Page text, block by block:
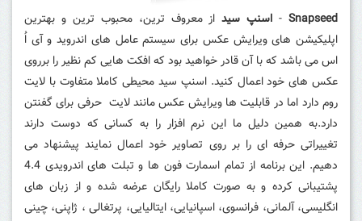
Snapseed
- اسنپ سیداز معروف ترین، محبوب ترین و بهترین
اپلیکیشن هایویرایش عکس برای سیستم عامل های اندروید و آی اُ
اس می باشد که با آن قادر خواهید بود که افکت هایی کم نظیر را برروی
عکس های خود اعمال کنید. اسنپ سید محیطی کاملا متفاوت با لایت
روم دارد اما در قابلیت ها ویرایش عکس مانند لایت حرفی برای گفنتن
دارد.به همین دلیل ما این نرم افزار را به کسانی که دوست دارند
تغییراتی حرفه ای را بر روی تصاویر خود اعمال نمایند پیشنهاد می
دهیم. این برنامه از تمام اسمارت فون ها و تبلت های اندرویدی 4.4
پشتیبانی کرده و به صورت کاملا رایگان عرضه شده و از زبان های
انگلیسی، آلمانی، فرانسوی، اسپانیایی، ایتالیایی، پرتغالی ، ژاپنی، چینی